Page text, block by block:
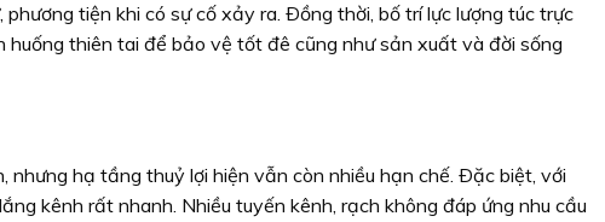
tiện khi có sự cố xảy ra. Ðồng thời, bố trí lực lượng túc trực
thiên tai để bảo vệ tốt đê cũng như sản xuất và đời sống
nhưng hạ tầng thuỷ lợi hiện vẫn còn nhiều hạn chế. Ðặc biệt, với
kênh rất nhanh. Nhiều tuyến kênh, rạch không đáp ứng nhu cầu